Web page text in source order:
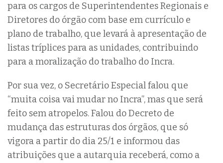
para os cargos de Superintendentes Regionais e
Diretores do órgão com base em currículo e
plano de trabalho, que levará à apresentação de
listas tríplices para as unidades, contribuindo
para a moralização do trabalho do Incra.
Por sua vez, o Secretário Especial falou que
“muita coisa vai mudar no Incra”, mas que será
feito sem atropelos. Falou do Decreto de
mudança das estruturas dos órgãos, que só
vigora a partir do dia 25/1 e informou das
atribuições que a autarquia receberá, como a